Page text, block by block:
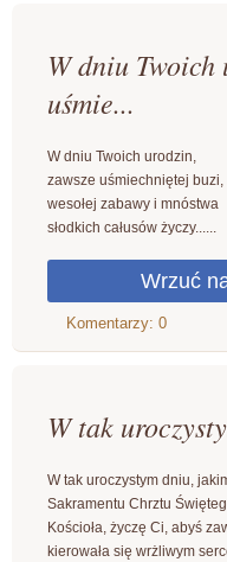
W dniu Twoich
uśmie...
W dniu Twoich urodzin,
zawsze uśmiechniętej buzi,
wesołej zabawy i mnóstwa
słodkich całusów życzy......
W tak
W tak uroczystym dniu,
Sakramentu Chrztu
Kościoła, życzę Ci, abyś
kierowała się wrżliwym